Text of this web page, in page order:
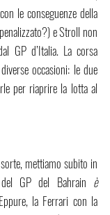
le conseguenze della
e Stroll non
GP d’Italia. La corsa
occasioni: le due
per riaprire la lotta al
mettiamo subito in
GP del Bahrain è
la Ferrari con la